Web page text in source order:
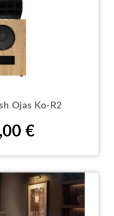
Ojas Ko-R2
€